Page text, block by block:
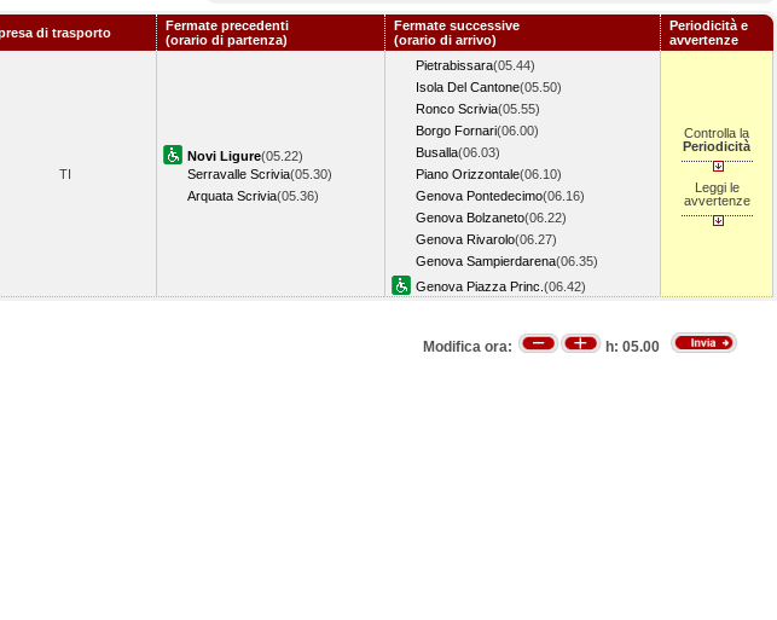
di trasporto
Fermate precedenti
(orario di partenza)
Fermate successive
(orario di arrivo)
Periodicità e
avvertenze
TI
Novi Ligure(05.22)
Serravalle Scrivia(05.30)
Arquata Scrivia(05.36)
Pietrabissara(05.44)
Isola Del Cantone(05.50)
Ronco Scrivia(05.55)
Borgo Fornari(06.00)
Busalla(06.03)
Piano Orizzontale(06.10)
Genova Pontedecimo(06.16)
Genova Bolzaneto(06.22)
Genova Rivarolo(06.27)
Genova Sampierdarena(06.35)
Genova Piazza Princ. (06.42)
Controlla la
Periodicità
Leggi le
avvertenze
Modifica ora: h: 05.00